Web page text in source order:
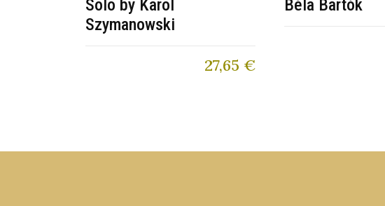
Solo by Karol
Szymanowski
27,65 €
Béla Bartók